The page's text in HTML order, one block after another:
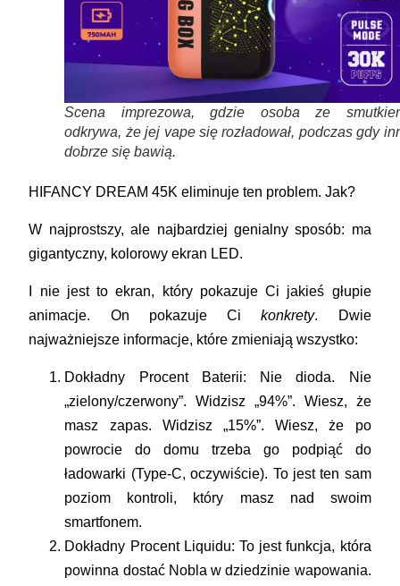
Scena imprezowa, gdzie osoba ze
odkrywa, że jej vape się rozładował, podczas gdy
dobrze się bawią.
HIFANCY DREAM 45K eliminuje ten problem. Jak?
W najprostszy, ale najbardziej genialny sposób: ma
gigantyczny, kolorowy ekran LED.
I nie jest to ekran, który pokazuje Ci jakieś głupie
animacje. On pokazuje Cikonkrety. Dwie
najważniejsze informacje, które zmieniają wszystko:
Dokładny Procent Baterii: Nie dioda. Nie
„zielony/czerwony”. Widzisz „94%”. Wiesz, że
masz zapas. Widzisz „15%”. Wiesz, że po
powrocie do domu trzeba go podpiąć do
ładowarki (Type-C, oczywiście). To jest ten sam
poziom kontroli, który masz nad swoim
smartfonem.
Dokładny Procent Liquidu: To jest funkcja, która
powinna dostać Nobla w dziedzinie wapowania.